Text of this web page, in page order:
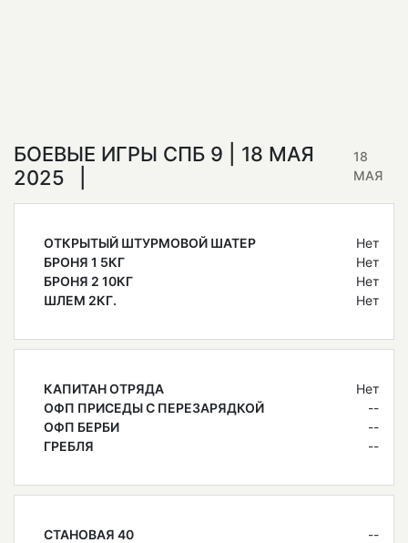
БОЕВЫЕ ИГРЫ СПБ 9 | 18 МАЯ
2025
18
МАЯ
ОТКРЫТЫЙ ШТУРМОВОЙ ШАТЕР
Нет
БРОНЯ 1 5КГ
Нет
БРОНЯ 2 10КГ
Нет
ШЛЕМ 2КГ.
Нет
КАПИТАН ОТРЯДА
Нет
ОФП ПРИСЕДЫ С ПЕРЕЗАРЯДКОЙ
--
ОФП БЕРБИ
--
ГРЕБЛЯ
--
СТАНОВАЯ 40
--